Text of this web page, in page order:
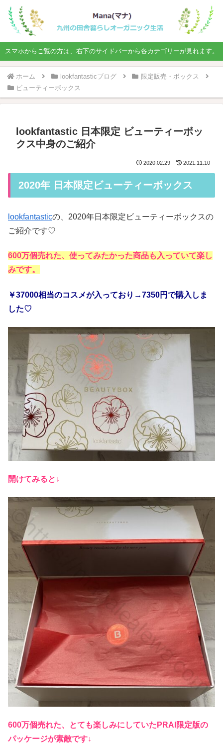
スマホからご覧の方は、右下のサイドバーから各カテゴリーが見れます。
ホーム lookfantasticブログ
限定販売・ボックス
ビューティーボックス
lookfantastic 日本限定 ビューティーボッ
クス中身のご紹介
2020.02.29 2021.11.10
2020年 日本限定ビューティーボックス
lookfantasticの、2020年日本限定ビューティーボックスの
ご紹介です♡
600万個売れた、使ってみたかった商品も入っていて楽し
みです。
￥37000相当のコスメが入っており→7350円で購入しま
した♡
開けてみると↓
600万個売れた、とても楽しみにしていたPRAI限定版の
パッケージが素敵です↓